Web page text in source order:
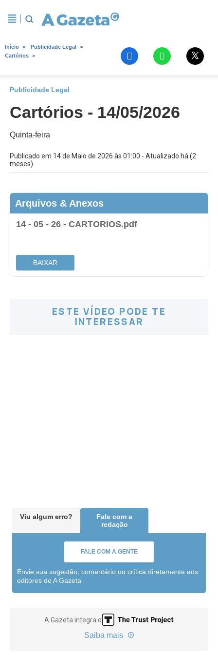
Início
Publicidade Legal
Cartórios
Publicidade Legal
Cartórios - 14/05/2026
Quinta-feira
Publicado em 14 de Maio de 2026 às 01:00 - Atualizado há (2
meses)
Arquivos & Anexos
14 - 05 - 26 - CARTORIOS.pdf
BAIXAR
ESTE VÍDEO PODE TE
INTERESSAR
Viu algum erro?
Fale com a
redação
FALE COM A GENTE
Envie sua sugestão, comentário ou crítica diretamente aos
editores de A Gazeta
A Gazeta integra o
Saiba mais